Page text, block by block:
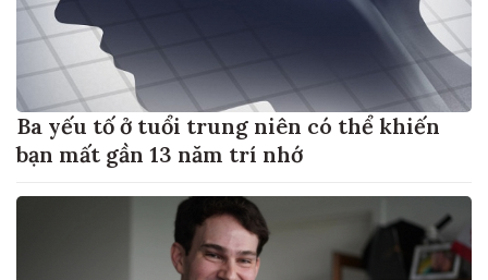
Ba yếu tố ở tuổi trung niên có thể khiến
bạn mất gần 13 năm trí nhớ